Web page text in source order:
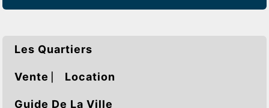
Les Quartiers
Vente ⎸ Location
Guide De La Ville